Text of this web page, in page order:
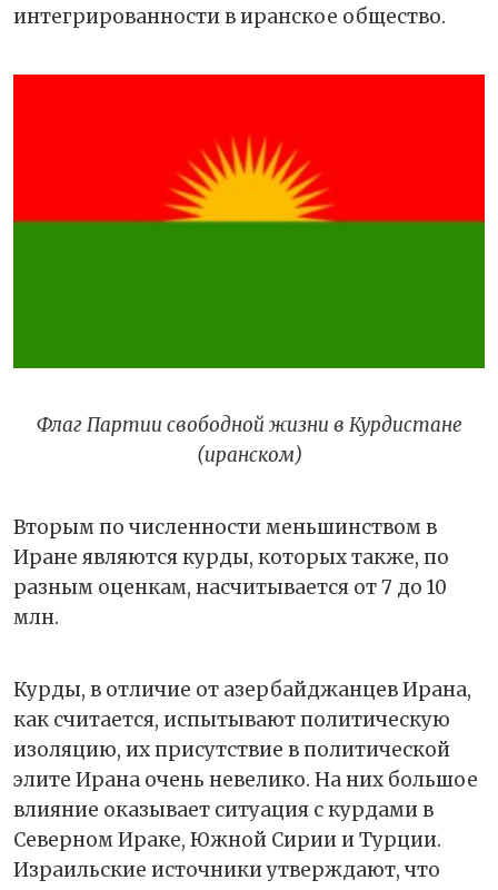
интегрированности в иранское общество.
Флаг Партии свободной жизни в Курдистане
(иранском)
Вторым по численности меньшинством в
Иране являются курды, которых также, по
разным оценкам, насчитывается от 7 до 10
млн.
Курды, в отличие от азербайджанцев Ирана,
как считается, испытывают политическую
изоляцию, их присутствие в политической
элите Ирана очень невелико. На них большое
влияние оказывает ситуация с курдами в
Северном Ираке, Южной Сирии и Турции.
Израильские источники утверждают, что